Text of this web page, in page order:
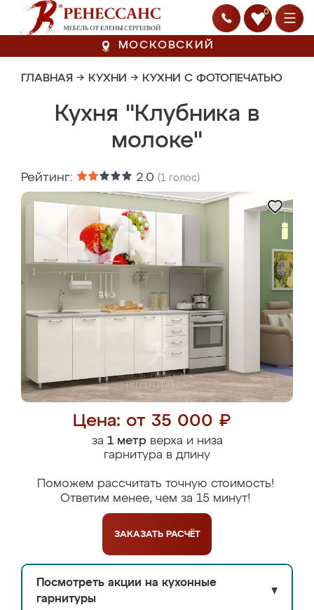
0
МОСКОВСКИЙ
ГЛАВНАЯ → КУХНИ → КУХНИ С ФОТОПЕЧАТЬЮ
Кухня "Клубника в
молоке"
Рейтинг: 2.0 (1 голос)
Цена: от 35 000 ₽
за 1 метрверха и низа
гарнитура в длину
Поможем рассчитать точную стоимость!
Ответим менее, чем за 15 минут!
ЗАКАЗАТЬ РАСЧЁТ
Посмотреть акции на кухонные
гарнитуры
▼